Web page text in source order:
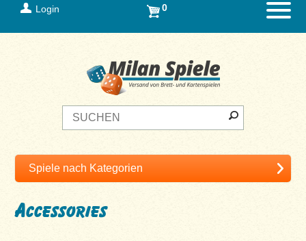
Login 0
Accessories